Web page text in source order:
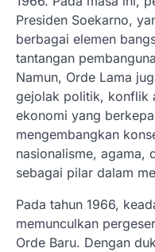
Presiden Soekarno,
berbagai elemen
tantangan
Namun, Orde Lama
gejolak politik, konflik
ekonomi yang
mengembangkan
nasionalisme, agama,
sebagai pilar dalam
Pada tahun 1966,
memunculkan
Orde Baru. Dengan